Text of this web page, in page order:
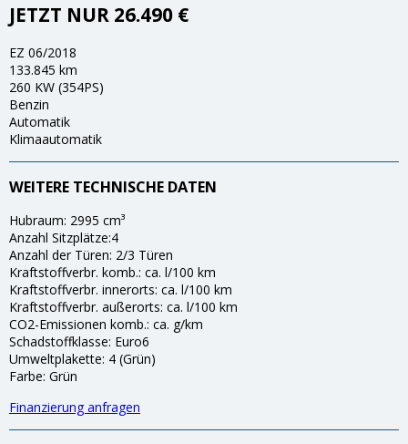
JETZT NUR 26.490 €
EZ 06/2018
133.845 km
260 KW (354PS)
Benzin
Automatik
Klimaautomatik
WEITERE TECHNISCHE DATEN
Hubraum: 2995 cm³
Anzahl Sitzplätze:4
Anzahl der Türen: 2/3 Türen
Kraftstoffverbr. komb.: ca. l/100 km
Kraftstoffverbr. innerorts: ca. l/100 km
Kraftstoffverbr. außerorts: ca. l/100 km
CO2-Emissionen komb.: ca. g/km
Schadstoffklasse: Euro6
Umweltplakette: 4 (Grün)
Farbe: Grün
Finanzierung anfragen